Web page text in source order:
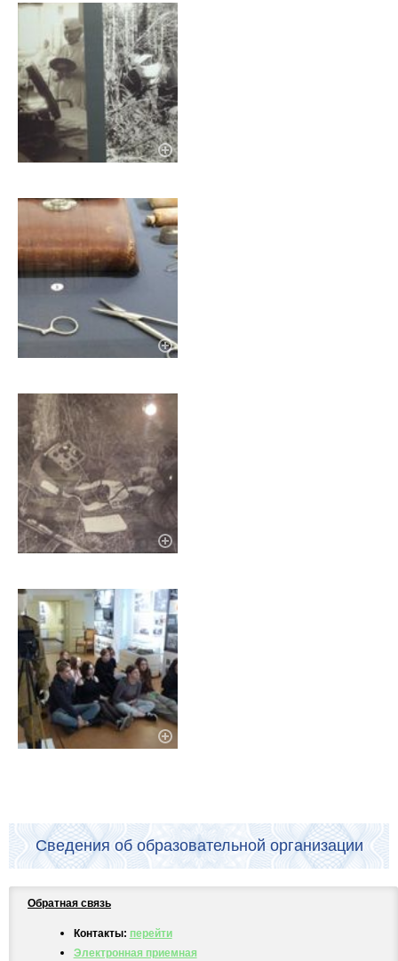
Сведения об образовательной организации
Обратная связь
Контакты: перейти
Электронная приемная